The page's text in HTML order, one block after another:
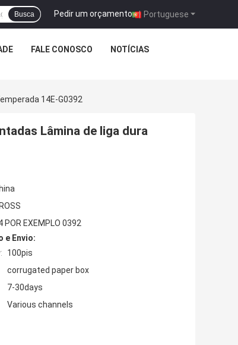
Portuguese
Pedir um orçamento |
Busca
FALE CONOSCO NOTÍCIAS
14E-G0392
Lâmina de liga dura
POR EXEMPLO 0392
e Envio:
100pis
corrugated paper box
7-30days
Various channels